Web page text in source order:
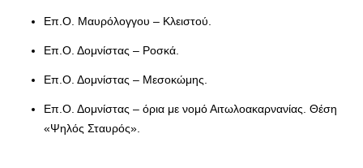
Επ.Ο. Μαυρόλογγου – Κλειστού.
Επ.Ο. Δομνίστας – Ροσκά.
Επ.Ο. Δομνίστας – Μεσοκώμης.
Επ.Ο. Δομνίστας – όρια με νομό Αιτωλοακαρνανίας. Θέση
«Ψηλός Σταυρός».